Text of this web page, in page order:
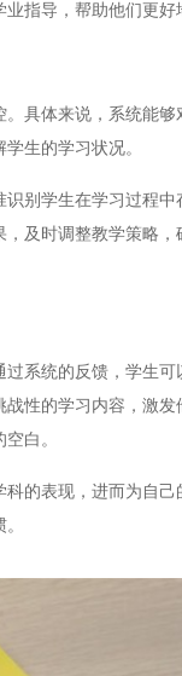
指导，帮助他们更好
体来说，系统能够
生的学习状况。
学生在学习过程中
及时调整教学策略
统的反馈，学生可
性的学习内容，激
白。
表现，进而为自己